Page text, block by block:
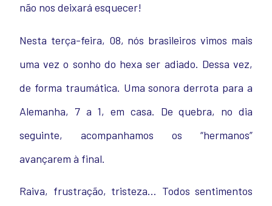
não nos deixará esquecer!
Nesta terça-feira, 08, nós brasileiros vimos mais
uma vez o sonho do hexa ser adiado. Dessa vez,
de forma traumática. Uma sonora derrota para a
Alemanha, 7 a 1, em casa. De quebra, no dia
seguinte, acompanhamos os “hermanos”
avançarem à final.
Raiva, frustração, tristeza… Todos sentimentos